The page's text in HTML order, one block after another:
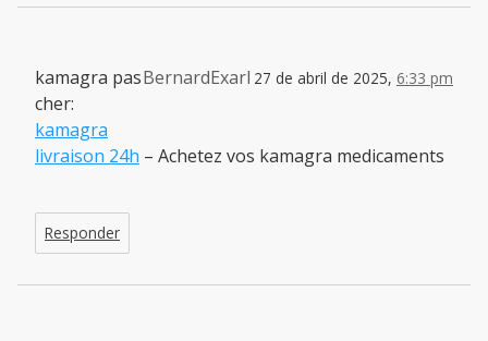
BernardExarl 27 de abril de 2025, 6:33 pm
kamagra pas
cher:
kamagra
livraison 24h – Achetez vos kamagra medicaments
Responder